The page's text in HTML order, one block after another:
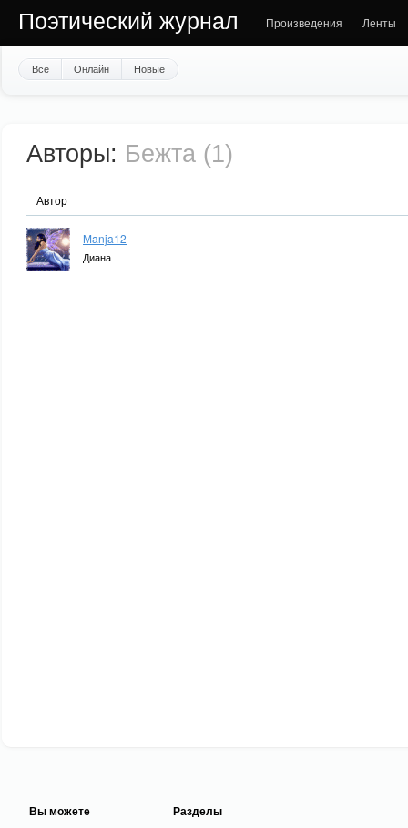
Поэтический журнал Произведения Ленты
Все Онлайн Новые
Авторы: Бежта (1)
Автор
Manja12
Диана
Вы можете Разделы